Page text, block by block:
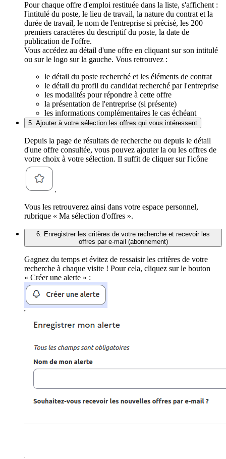
Pour chaque offre d'emploi restituée dans la liste, s'affichent :
l'intitulé du poste, le lieu de travail, la nature du contrat et la
durée de travail, le nom de l'entreprise si précisé, les 200
premiers caractères du descriptif du poste, la date de
publication de l'offre.
Vous accédez au détail d'une offre en cliquant sur son intitulé
ou sur le logo sur la gauche. Vous retrouvez :
le détail du poste recherché et les éléments de contrat
le détail du profil du candidat recherché par l'entreprise
les modalités pour répondre à cette offre
la présentation de l'entreprise (si présente)
les informations complémentaires le cas échéant
5. Ajouter à votre sélection les offres qui vous intéressent
Depuis la page de résultats de recherche ou depuis le détail
d'une offre consultée, vous pouvez ajouter la ou les offres de
votre choix à votre sélection. Il suffit de cliquer sur l'icône
.
Vous les retrouverez ainsi dans votre espace personnel,
rubrique « Ma sélection d'offres ».
6. Enregistrer les critères de votre recherche et recevoir les
offres par e-mail (abonnement)
Gagnez du temps et évitez de ressaisir les critères de votre
recherche à chaque visite ! Pour cela, cliquez sur le bouton
« Créer une alerte » :